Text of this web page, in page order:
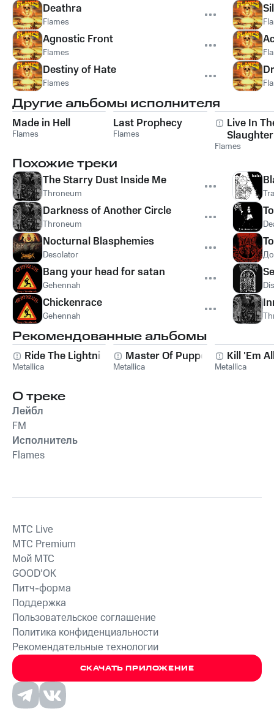
Deathra
Flames
Agnostic Front
Flames
Destiny of Hate
Flames
Другие альбомы исполнителя
Made in Hell
Flames
Last Prophecy
Flames
Live In
Flames
Похожие треки
The Starry Dust Inside Me
Throneum
Darkness of Another Circle, Pt. 2
Throneum
Nocturnal Blasphemies
Desolator
Bang your head for satan
Gehennah
Chickenrace
Gehennah
Рекомендованные альбомы
Ride The Lightning
Metallica
Master Of Puppets
Metallica
Kill 'Em
Metallica
О треке
Лейбл
FM
Исполнитель
Flames
СКАЧАТЬ ПРИЛОЖЕНИЕ
MTС Live
MTС Premium
Мой МТС
GOOD’OK
Питч-форма
Поддержка
Пользовательское соглашение
Политика конфиденциальности
Рекомендательные технологии